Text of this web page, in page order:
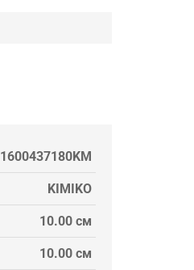
1600437180KM
KIMIKO
10.00 см
10.00 см